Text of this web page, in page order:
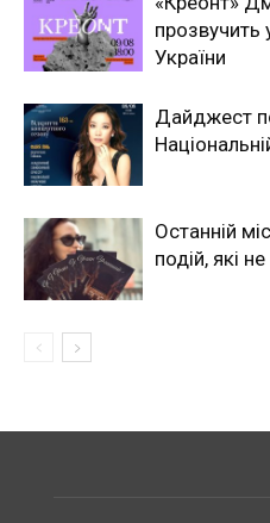
прозвучить
України
Дайджест
Останній
подій, які